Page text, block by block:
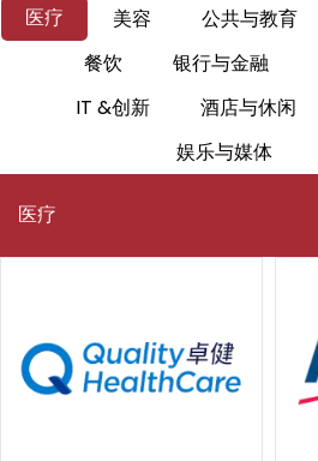
医疗 美容 公共与教育
餐饮
银行与金融
IT &创新
酒店与休闲
娱乐与媒体
医疗